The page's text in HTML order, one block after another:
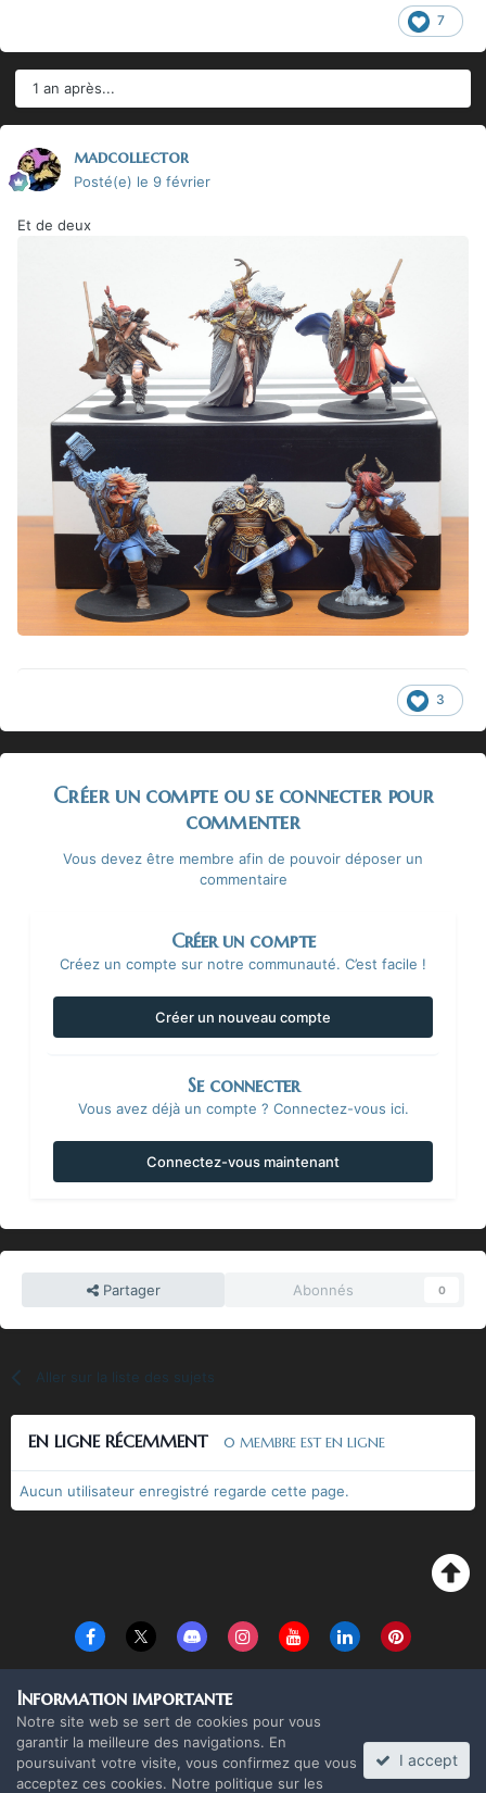
7
1 an après...
madcollector
Posté(e) le 9 février
Et de deux
3
Créer un compte ou se connecter pour
commenter
Vous devez être membre afin de pouvoir déposer un
commentaire
Créer un compte
Créez un compte sur notre communauté. C’est facile !
Créer un nouveau compte
Se connecter
Vous avez déjà un compte ? Connectez-vous ici.
Connectez-vous maintenant
Partager Abonnés 0
Aller sur la liste des sujets
EN LIGNE RÉCEMMENT 0 MEMBRE EST EN LIGNE
Aucun utilisateur enregistré regarde cette page.
Copyright Monolith Board Games & The overlord 2016 ©
Powered by Invision Community
Information importante
Notre site web se sert de cookies pour vous
garantir la meilleure des navigations. En
poursuivant votre visite, vous confirmez que vous
acceptez ces cookies. Notre politique sur les
I accept